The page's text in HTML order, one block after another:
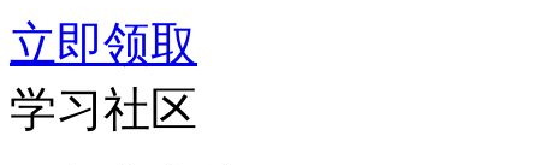
立即领取
学习社区